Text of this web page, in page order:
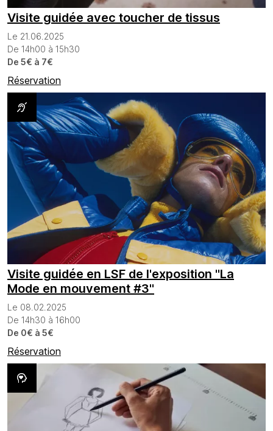
Visite guidée avec toucher de tissus
Le 21.06.2025
De 14h00 à 15h30
De 5€ à 7€
Réservation
Visite guidée en LSF de l'exposition "La
Mode en mouvement #3"
Le 08.02.2025
De 14h30 à 16h00
De 0€ à 5€
Réservation